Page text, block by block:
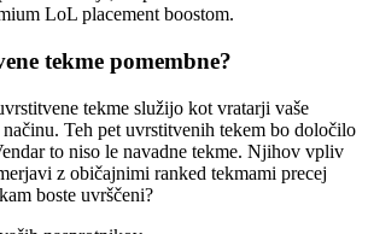
LoL placement boostom.
tekme pomembne?
tekme služijo kot vratarji vaše
Teh pet uvrstitvenih tekem bo določilo
to niso le navadne tekme. Njihov vpliv
z običajnimi ranked tekmami precej
boste uvrščeni?